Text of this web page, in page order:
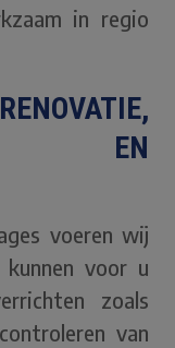
in regio
EN
voeren wij
voor u
zoals
van